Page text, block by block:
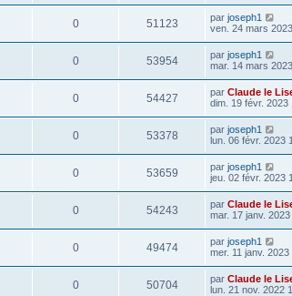
0 51123 par joseph1
ven. 24 mars
0 53954 par joseph1
mar. 14 mars
0 54427 par Claude le
dim. 19 févr. 2023
0 53378 par joseph1
lun. 06 févr. 2023
0 53659 par joseph1
jeu. 02 févr. 2023
0 54243 par Claude le
mar. 17 janv.
0 49474 par joseph1
mer. 11 janv. 2023
0 50704 par Claude le
lun. 21 nov. 2022